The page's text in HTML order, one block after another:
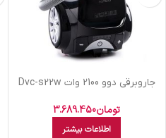
جاروبرقي دوو 2100 وات Dvc-s22w
تومان3.689.450
اطلاعات بیشتر